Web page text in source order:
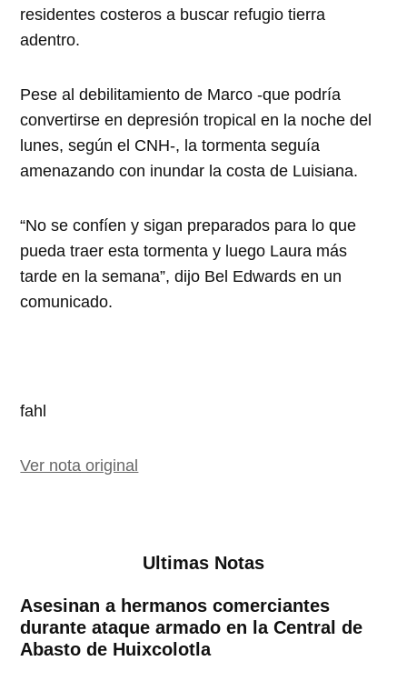
residentes costeros a buscar refugio tierra
adentro.
Pese al debilitamiento de Marco -que podría
convertirse en depresión tropical en la noche del
lunes, según el CNH-, la tormenta seguía
amenazando con inundar la costa de Luisiana.
“No se confíen y sigan preparados para lo que
pueda traer esta tormenta y luego Laura más
tarde en la semana”, dijo Bel Edwards en un
comunicado.
fahl
Ver nota original
Ultimas Notas
Asesinan a hermanos comerciantes
durante ataque armado en la Central de
Abasto de Huixcolotla